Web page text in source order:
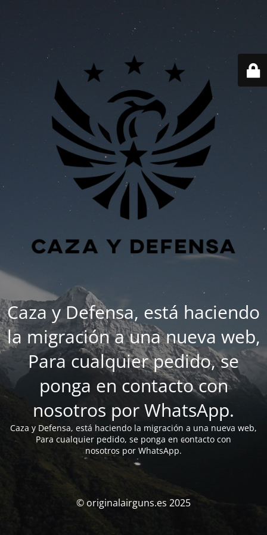
Caza y Defensa, está haciendo
la migración a una nueva web,
Para cualquier pedido, se
ponga en contacto con
nosotros por WhatsApp.
Caza y Defensa, está haciendo la migración a una nueva web,
Para cualquier pedido, se ponga en contacto con
nosotros por WhatsApp.
© originalairguns.es 2025